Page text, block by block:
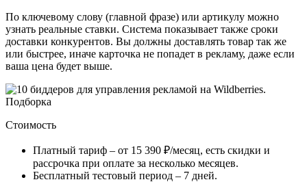
По ключевому слову (главной фразе) или артикулу можно
узнать реальные ставки. Система показывает также сроки
доставки конкурентов. Вы должны доставлять товар так же
или быстрее, иначе карточка не попадет в рекламу, даже если
ваша цена будет выше.
Стоимость
Платный тариф – от 15 390 ₽/месяц, есть скидки и
рассрочка при оплате за несколько месяцев.
Бесплатный тестовый период – 7 дней.